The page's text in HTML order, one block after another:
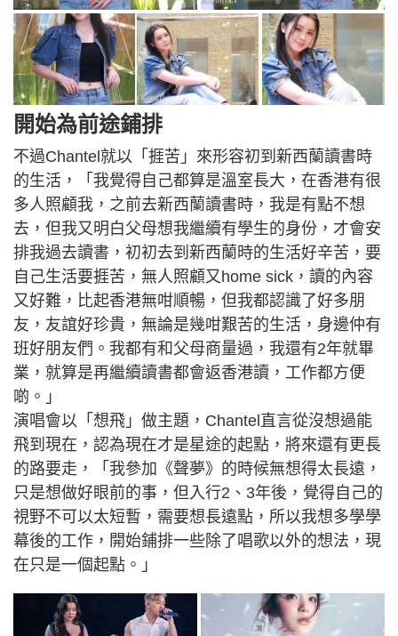
開始為前途鋪排
不過Chantel就以「捱苦」來形容初到新西蘭讀書時
的生活，「我覺得自己都算是溫室長大，在香港有很
多人照顧我，之前去新西蘭讀書時，我是有點不想
去，但我又明白父母想我繼續有學生的身份，才會安
排我過去讀書，初初去到新西蘭時的生活好辛苦，要
自己生活要捱苦，無人照顧又home sick，讀的內容
又好難，比起香港無咁順暢，但我都認識了好多朋
友，友誼好珍貴，無論是幾咁艱苦的生活，身邊仲有
班好朋友們。我都有和父母商量過，我還有2年就畢
業，就算是再繼續讀書都會返香港讀，工作都方便
啲。」
演唱會以「想飛」做主題，Chantel直言從沒想過能
飛到現在，認為現在才是星途的起點，將來還有更長
的路要走，「我參加《聲夢》的時候無想得太長遠，
只是想做好眼前的事，但入行2、3年後，覺得自己的
視野不可以太短暫，需要想長遠點，所以我想多學學
幕後的工作，開始鋪排一些除了唱歌以外的想法，現
在只是一個起點。」